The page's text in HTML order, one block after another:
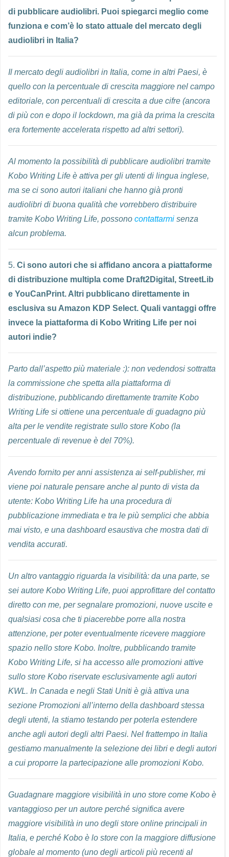
di pubblicare audiolibri. Puoi spiegarci meglio come
funziona e com’è lo stato attuale del mercato degli
audiolibri in Italia?
Il mercato degli audiolibri in Italia, come in altri Paesi, è
quello con la percentuale di crescita maggiore nel campo
editoriale, con percentuali di crescita a due cifre (ancora
di più con e dopo il lockdown, ma già da prima la crescita
era fortemente accelerata rispetto ad altri settori).
Al momento la possibilità di pubblicare audiolibri tramite
Kobo Writing Life è attiva per gli utenti di lingua inglese,
ma se ci sono autori italiani che hanno già pronti
audiolibri di buona qualità che vorrebbero distribuire
tramite Kobo Writing Life, possono contattarmi senza
alcun problema.
5. Ci sono autori che si affidano ancora a piattaforme
di distribuzione multipla come Draft2Digital, StreetLib
e YouCanPrint. Altri pubblicano direttamente in
esclusiva su Amazon KDP Select. Quali vantaggi offre
invece la piattaforma di Kobo Writing Life per noi
autori indie?
Parto dall’aspetto più materiale :): non vedendosi sottratta
la commissione che spetta alla piattaforma di
distribuzione, pubblicando direttamente tramite Kobo
Writing Life si ottiene una percentuale di guadagno più
alta per le vendite registrate sullo store Kobo (la
percentuale di revenue è del 70%).
Avendo fornito per anni assistenza ai self-publisher, mi
viene poi naturale pensare anche al punto di vista da
utente: Kobo Writing Life ha una procedura di
pubblicazione immediata e tra le più semplici che abbia
mai visto, e una dashboard esaustiva che mostra dati di
vendita accurati.
Un altro vantaggio riguarda la visibilità: da una parte, se
sei autore Kobo Writing Life, puoi approfittare del contatto
diretto con me, per segnalare promozioni, nuove uscite e
qualsiasi cosa che ti piacerebbe porre alla nostra
attenzione, per poter eventualmente ricevere maggiore
spazio nello store Kobo. Inoltre, pubblicando tramite
Kobo Writing Life, si ha accesso alle promozioni attive
sullo store Kobo riservate esclusivamente agli autori
KWL. In Canada e negli Stati Uniti è già attiva una
sezione Promozioni all’interno della dashboard stessa
degli utenti, la stiamo testando per poterla estendere
anche agli autori degli altri Paesi. Nel frattempo in Italia
gestiamo manualmente la selezione dei libri e degli autori
a cui proporre la partecipazione alle promozioni Kobo.
Guadagnare maggiore visibilità in uno store come Kobo è
vantaggioso per un autore perché significa avere
maggiore visibilità in uno degli store online principali in
Italia, e perché Kobo è lo store con la maggiore diffusione
globale al momento (uno degli articoli più recenti al